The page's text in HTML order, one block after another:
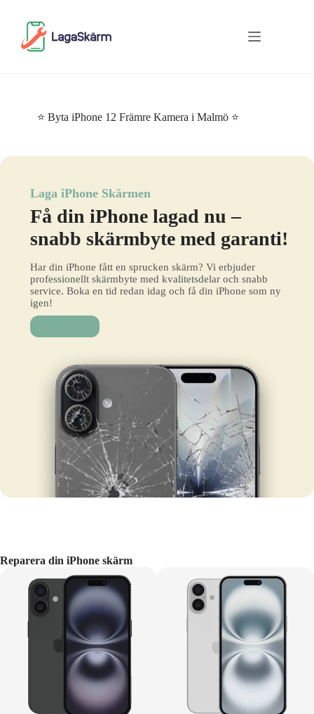
⭐ Byta iPhone 12 Främre Kamera i Malmö ⭐
Laga iPhone Skärmen
Få din iPhone lagad nu –
snabb skärmbyte med garanti!
Har din iPhone fått en sprucken skärm? Vi erbjuder
professionellt skärmbyte med kvalitetsdelar och snabb
service. Boka en tid redan idag och få din iPhone som ny
igen!
Reparera din iPhone skärm